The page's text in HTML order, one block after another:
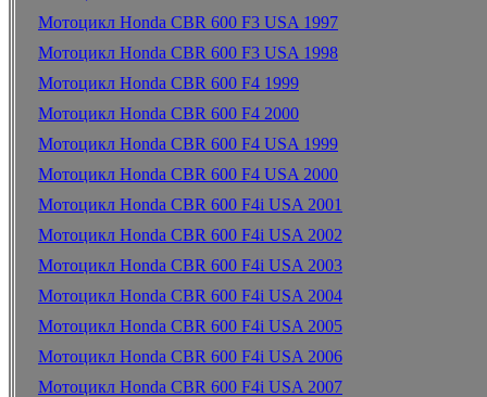
Мотоцикл Honda CBR 600 F3 USA 1997
Мотоцикл Honda CBR 600 F3 USA 1998
Мотоцикл Honda CBR 600 F4 1999
Мотоцикл Honda CBR 600 F4 2000
Мотоцикл Honda CBR 600 F4 USA 1999
Мотоцикл Honda CBR 600 F4 USA 2000
Мотоцикл Honda CBR 600 F4i USA 2001
Мотоцикл Honda CBR 600 F4i USA 2002
Мотоцикл Honda CBR 600 F4i USA 2003
Мотоцикл Honda CBR 600 F4i USA 2004
Мотоцикл Honda CBR 600 F4i USA 2005
Мотоцикл Honda CBR 600 F4i USA 2006
Мотоцикл Honda CBR 600 F4i USA 2007